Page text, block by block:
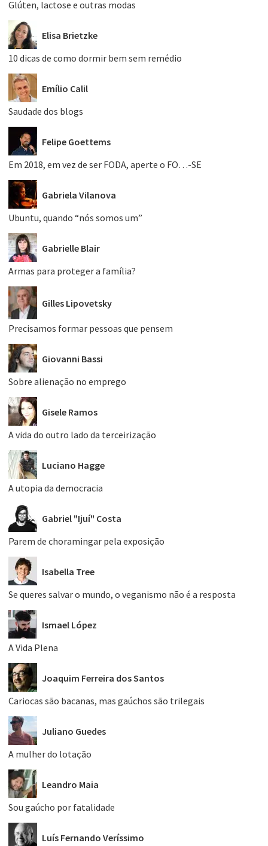
Glúten, lactose e outras modas
Elisa Brietzke
10 dicas de como dormir bem sem remédio
Emílio Calil
Saudade dos blogs
Felipe Goettems
Em 2018, em vez de ser FODA, aperte o FO…-SE
Gabriela Vilanova
Ubuntu, quando “nós somos um”
Gabrielle Blair
Armas para proteger a família?
Gilles Lipovetsky
Precisamos formar pessoas que pensem
Giovanni Bassi
Sobre alienação no emprego
Gisele Ramos
A vida do outro lado da terceirização
Luciano Hagge
A utopia da democracia
Gabriel "Ijuí" Costa
Parem de choramingar pela exposição
Isabella Tree
Se queres salvar o mundo, o veganismo não é a resposta
Ismael López
A Vida Plena
Joaquim Ferreira dos Santos
Cariocas são bacanas, mas gaúchos são trilegais
Juliano Guedes
A mulher do lotação
Leandro Maia
Sou gaúcho por fatalidade
Luís Fernando Veríssimo